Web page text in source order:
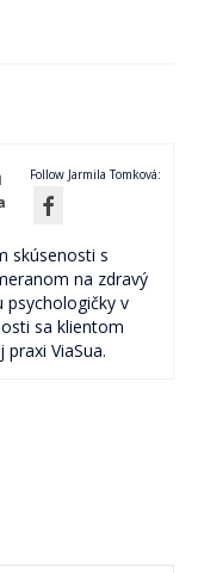
Follow Jarmila Tomková:
skúsenosti s
na zdravý
psychologičky v
sa klientom
ViaSua.